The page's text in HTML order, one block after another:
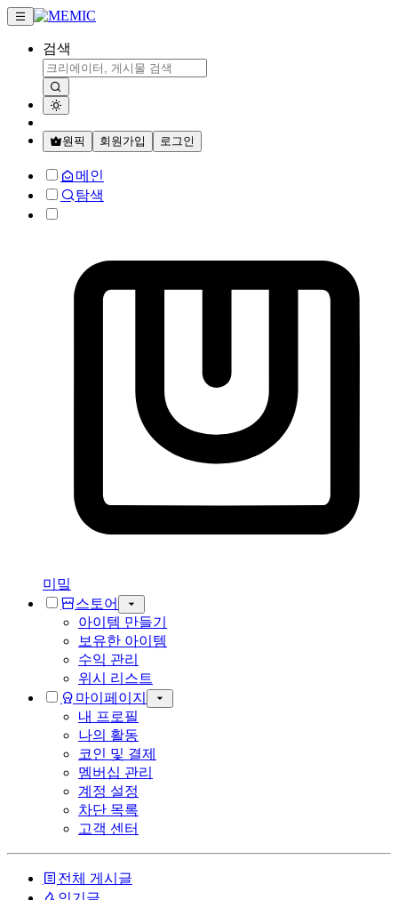
검색
원픽 회원가입 로그인
메인
탐색
미밐
스토어
아이템 만들기
보유한 아이템
수익 관리
위시 리스트
마이페이지
내 프로필
나의 활동
코인 및 결제
멤버십 관리
계정 설정
차단 목록
고객 센터
전체 게시글